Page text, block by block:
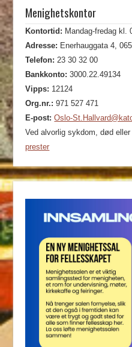
Menighetskontor
Kontortid: Mandag-fredag kl.
Adresse: Enerhauggata 4,
Telefon: 23 30 32 00
Bankkonto: 3000.22.49134
Vipps: 12124
Org.nr.: 971 527 471
E-post: Oslo-
Ved alvorlig sykdom, død
prester